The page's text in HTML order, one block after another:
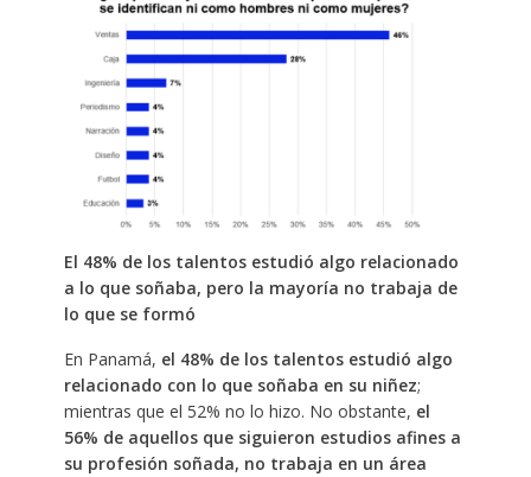
El 48% de los talentos estudió algo relacionado
a lo que soñaba, pero la mayoría no trabaja de
lo que se formó
En Panamá, el 48% de los talentos estudió algo
relacionado con lo que soñaba en su niñez;
mientras que el 52% no lo hizo. No obstante, el
56% de aquellos que siguieron estudios afines a
su profesión soñada, no trabaja en un área